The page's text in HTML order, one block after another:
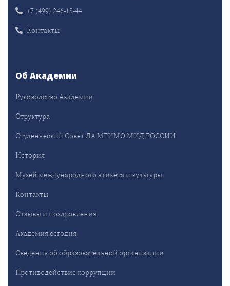
+7 (499) 246-18-44
Контакты
Об Академии
Руководство Академии
Структура
Студенческий Совет ДА МГИМО МИД РОССИИ
История
Музей международного этикета и культуры
Контакты
Отзывы и поздравления
Академия сегодня
Сведения об образовательной организации
Противодействие коррупции